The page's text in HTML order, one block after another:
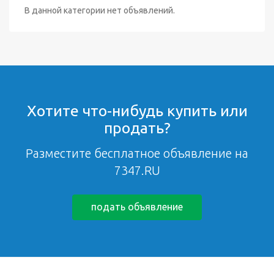
В данной категории нет объявлений.
Хотите что-нибудь купить или
продать?
Разместите бесплатное объявление на
7347.RU
подать объявление